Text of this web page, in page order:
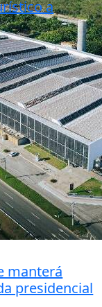
a
manterá
presidencial